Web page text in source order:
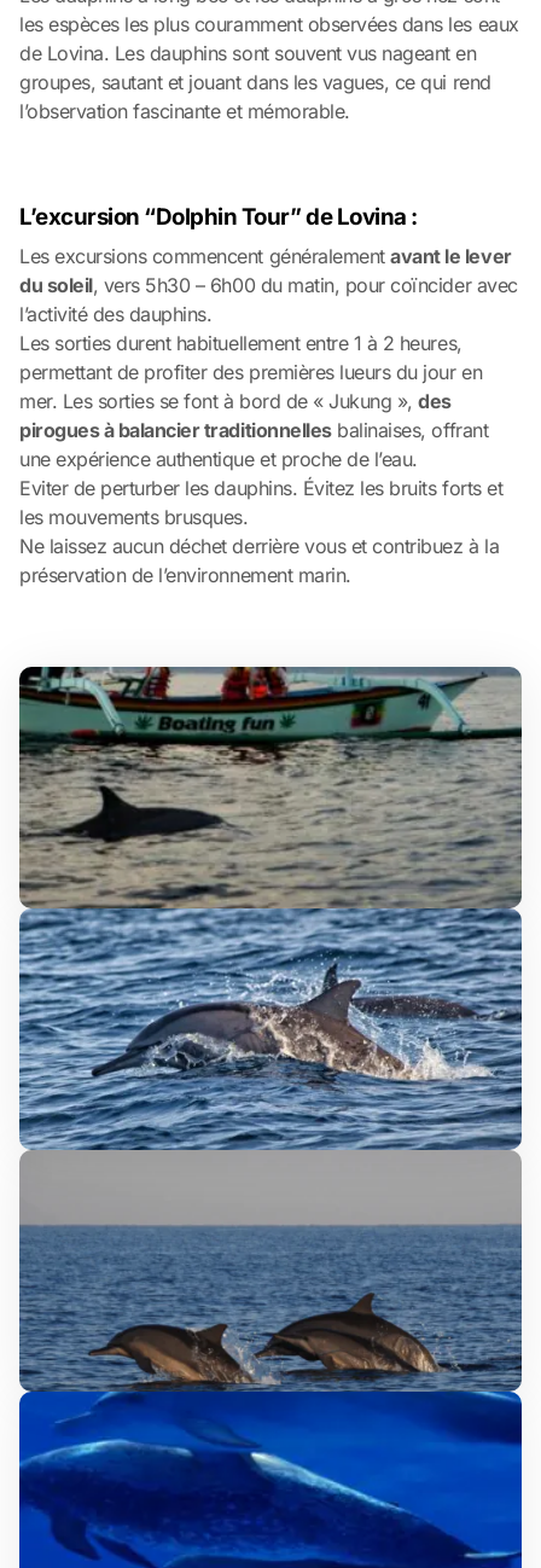
les espèces les plus couramment observées dans les eaux
de Lovina. Les dauphins sont souvent vus nageant en
groupes, sautant et jouant dans les vagues, ce qui rend
l’observation fascinante et mémorable.
L’excursion “Dolphin Tour” de Lovina :
Les excursions commencent généralementavant le lever
du soleil, vers 5h30 – 6h00 du matin, pour coïncider avec
l’activité des dauphins.
Les sorties durent habituellement entre 1 à 2 heures,
permettant de profiter des premières lueurs du jour en
mer. Les sorties se font à bord de « Jukung »,des
pirogues à balancier traditionnellesbalinaises, offrant
une expérience authentique et proche de l’eau.
Eviter de perturber les dauphins. Évitez les bruits forts et
les mouvements brusques.
Ne laissez aucun déchet derrière vous et contribuez à la
préservation de l’environnement marin.